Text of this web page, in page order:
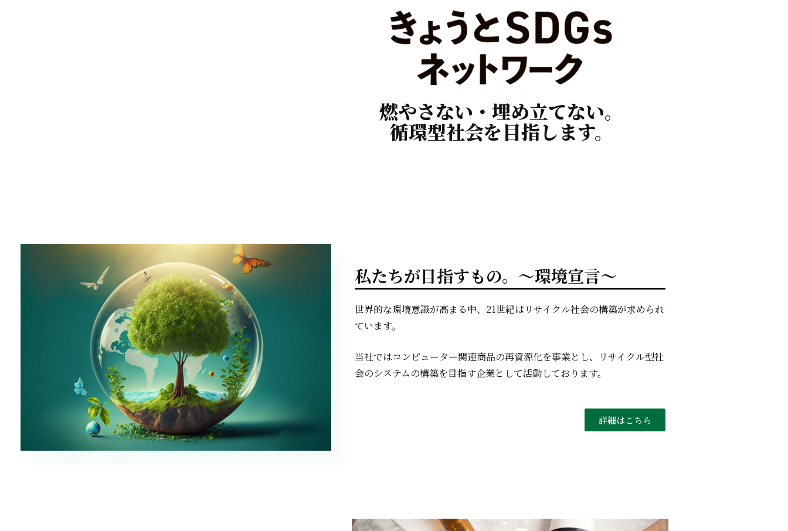
燃やさない・埋め立てない。
循環型社会を目指します。
私たちが目指すもの。～環境宣言～
世界的な環境意識が高まる中、21世紀はリサイクル社会の構築が求められ
ています。
当社ではコンピューター関連商品の再資源化を事業とし、リサイクル型社
会のシステムの構築を目指す企業として活動しております。
詳細はこちら